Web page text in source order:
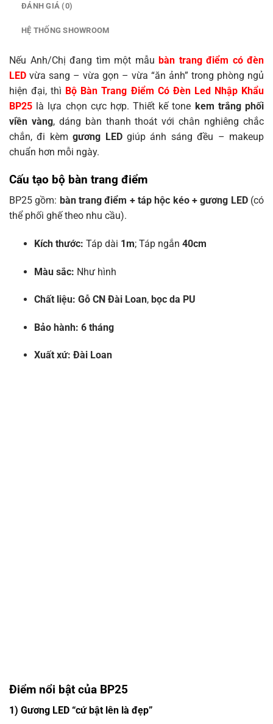
ĐÁNH GIÁ (0)
HỆ THỐNG SHOWROOM
Nếu Anh/Chị đang tìm một mẫu bàn trang điểm có đèn
LED vừa sang – vừa gọn – vừa “ăn ảnh” trong phòng ngủ
hiện đại, thì Bộ Bàn Trang Điểm Có Đèn Led Nhập Khẩu
BP25 là lựa chọn cực hợp. Thiết kế tone kem trắng phối
viền vàng, dáng bàn thanh thoát với chân nghiêng chắc
chắn, đi kèmgương LEDgiúp ánh sáng đều – makeup
chuẩn hơn mỗi ngày.
Cấu tạo bộ bàn trang điểm
BP25 gồm: bàn trang điểm + táp hộc kéo + gương LED(có
thể phối ghế theo nhu cầu).
Kích thước: Táp dài 1m; Táp ngắn 40cm
Màu sắc: Như hình
Chất liệu: Gỗ CN Đài Loan, bọc da PU
Bảo hành: 6 tháng
Xuất xứ: Đài Loan
Điểm nổi bật của BP25
1) Gương LED “cứ bật lên là đẹp”